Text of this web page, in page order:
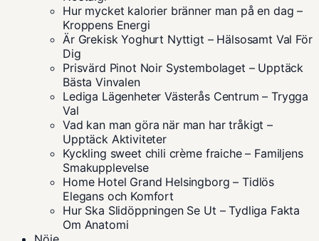
Hur mycket kalorier bränner man på en dag –
Kroppens Energi
Är Grekisk Yoghurt Nyttigt – Hälsosamt Val För
Dig
Prisvärd Pinot Noir Systembolaget – Upptäck
Bästa Vinvalen
Lediga Lägenheter Västerås Centrum – Trygga
Val
Vad kan man göra när man har tråkigt –
Upptäck Aktiviteter
Kyckling sweet chili crème fraiche – Familjens
Smakupplevelse
Home Hotel Grand Helsingborg – Tidlös
Elegans och Komfort
Hur Ska Slidöppningen Se Ut – Tydliga Fakta
Om Anatomi